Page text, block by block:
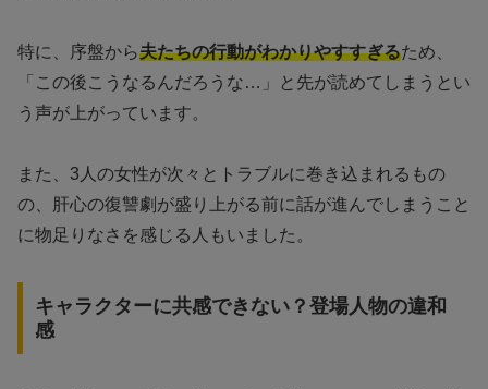
特に、序盤から夫たちの行動がわかりやすすぎるため、
「この後こうなるんだろうな…」と先が読めてしまうとい
う声が上がっています。
また、3人の女性が次々とトラブルに巻き込まれるもの
の、肝心の復讐劇が盛り上がる前に話が進んでしまうこと
に物足りなさを感じる人もいました。
キャラクターに共感できない？登場人物の違和
感